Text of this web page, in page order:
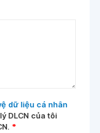
dữ liệu cá nhân
DLCN của tôi
*